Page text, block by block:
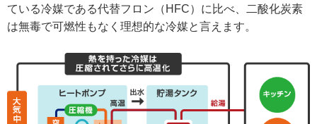
ている冷媒である代替フロン（HFC）に比べ、二酸化炭素
は無毒で可燃性もなく理想的な冷媒と言えます。